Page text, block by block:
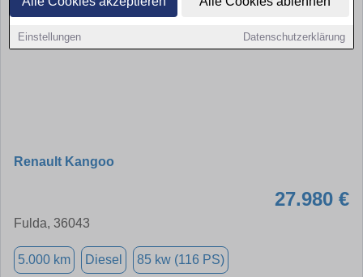
Einstellungen Datenschutzerklärung
Renault Kangoo
27.980 €
Fulda, 36043
5.000 km Diesel 85 kw (116 PS)